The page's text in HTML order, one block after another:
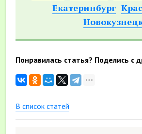
Екатеринбург
Понравилась статья? Поделись с
В список статей